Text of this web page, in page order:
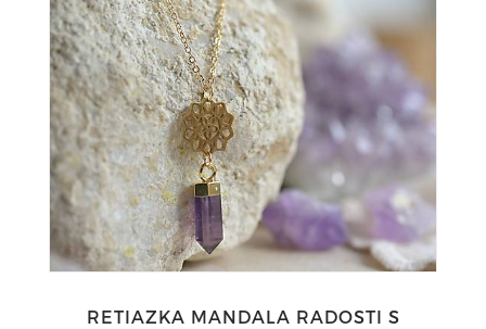
RETIAZKA MANDALA RADOSTI S